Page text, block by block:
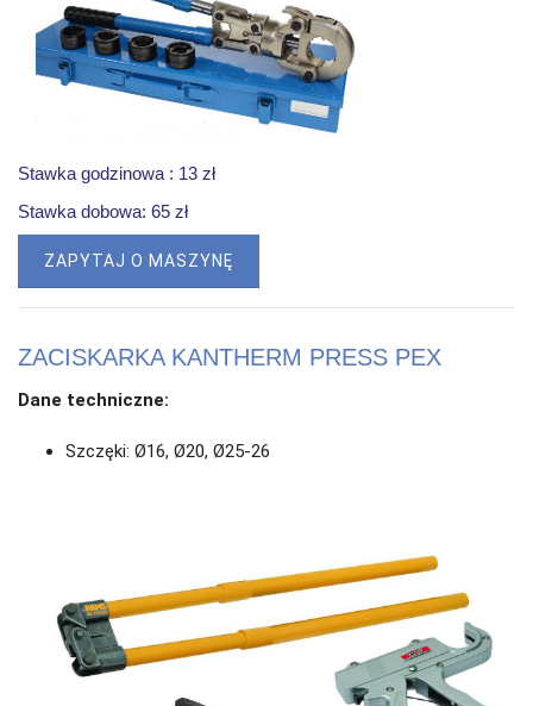
Stawka godzinowa : 13 zł
Stawka dobowa: 65 zł
ZAPYTAJ O MASZYNĘ
ZACISKARKA KANTHERM PRESS PEX
Dane techniczne:
Szczęki: Ø16, Ø20, Ø25-26